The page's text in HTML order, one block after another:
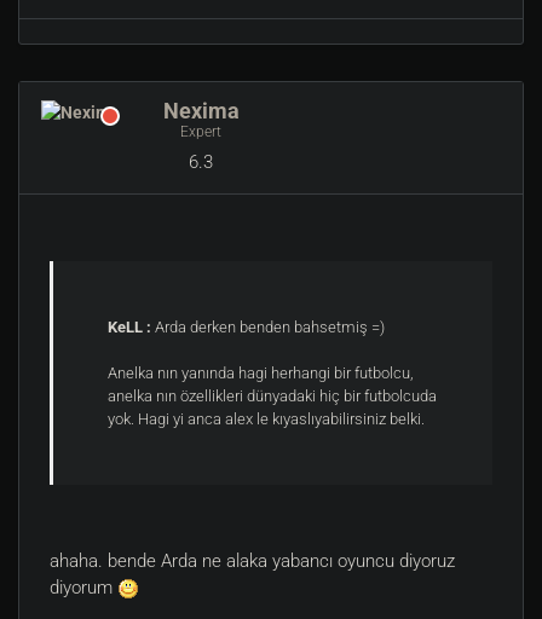
Nexima
Expert
6.3
KeLL : Arda derken benden bahsetmiş =)
Anelka nın yanında hagi herhangi bir futbolcu,
anelka nın özellikleri dünyadaki hiç bir futbolcuda
yok. Hagi yi anca alex le kıyaslıyabilirsiniz belki.
ahaha. bende Arda ne alaka yabancı oyuncu diyoruz
diyorum